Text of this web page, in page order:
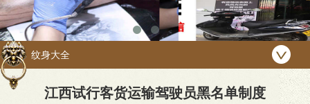
纹身大全
江西试行客货运输驾驶员黑名单制度